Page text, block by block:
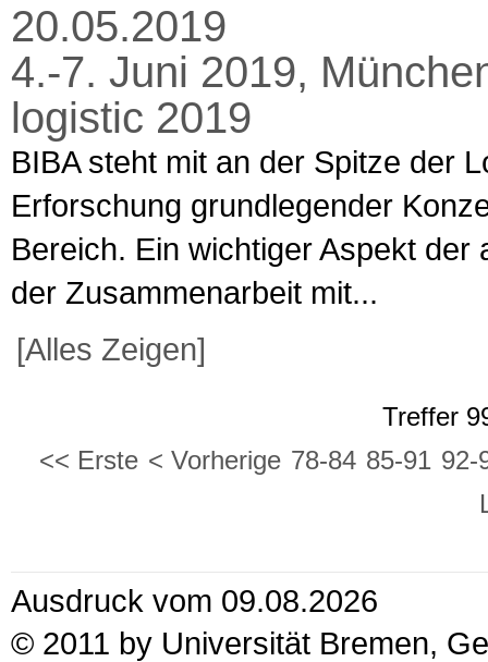
20.05.2019
4.-7. Juni 2019,
logistic 2019
BIBA steht mit an der Spitze der
Erforschung grundlegender
Bereich. Ein wichtiger Aspekt
der Zusammenarbeit mit...
[Alles Zeigen]
Treffer
<< Erste < Vorherige 78-84 85-91 92-
Ausdruck vom 09.08.2026
© 2011 by Universität Bremen,